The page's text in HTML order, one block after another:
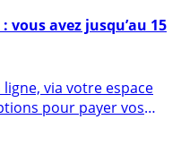
vous avez jusqu’au 15
pour payer vos